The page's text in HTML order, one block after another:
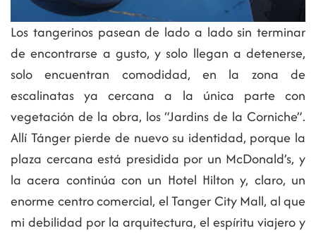
Los tangerinos pasean de lado a lado sin terminar
de encontrarse a gusto, y solo llegan a detenerse,
solo encuentran comodidad, en la zona de
escalinatas ya cercana a la única parte con
vegetación de la obra, los “Jardins de la Corniche”.
Allí Tánger pierde de nuevo su identidad, porque la
plaza cercana está presidida por un McDonald’s, y
la acera continúa con un Hotel Hilton y, claro, un
enorme centro comercial, el Tanger City Mall, al que
mi debilidad por la arquitectura, el espíritu viajero y